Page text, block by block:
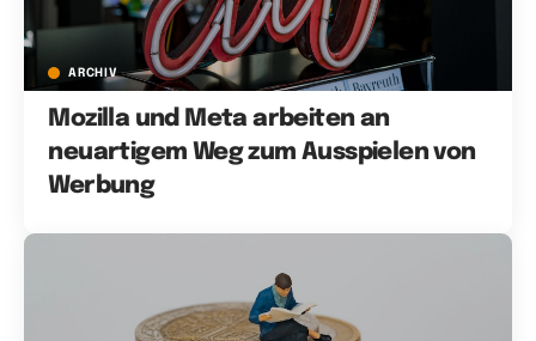
ARCHIV
Mozilla und Meta arbeiten an
neuartigem Weg zum Ausspielen von
Werbung